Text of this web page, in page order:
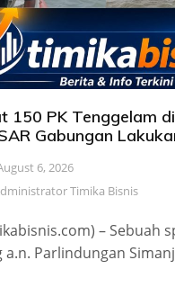
150 PK Tenggelam
Gabungan
6, 2026
Timika Bisnis
– Sebuah
a.n. Parlindungan